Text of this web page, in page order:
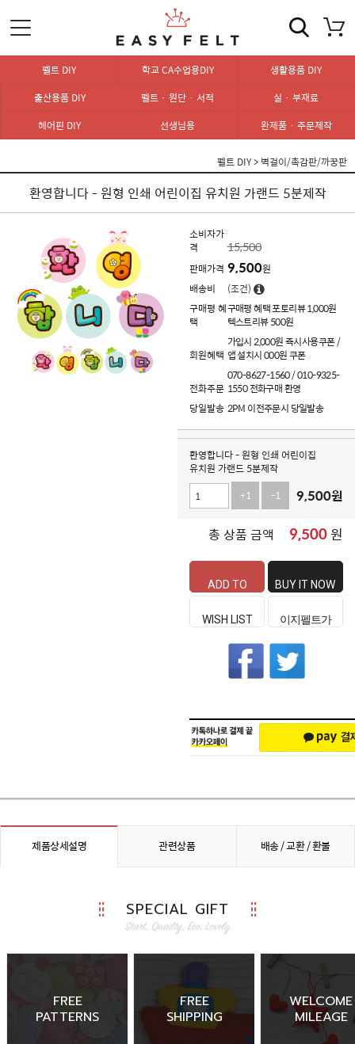
펠트 DIY 학교 CA수업용DIY
생활용품 DIY
출산용품 DIY
펠트 · 원단 · 서적
실 · 부재료
헤어핀 DIY
선생님용 완제품 · 주문제작
펠트 DIY> 벽걸이/촉감판/까꿍판
환영합니다 - 원형 인쇄 어린이집 유치원 가랜드 5분제작
소비자가
격
15,500
판매가격 9,500원
배송비
(조건)
구매평 혜
택
구매평 혜택 포토리뷰 1,000원
텍스트리뷰 500원
회원혜택
가입시 2,000원 즉시사용쿠폰 /
앱 설치시 000원 쿠폰
전화주문
070-8627-1560 / 010-9325-
1550 전화구매 환영
당일발송 2PM 이전주문시 당일발송
환영합니다 - 원형 인쇄 어린이집
유치원 가랜드 5분제작
+1
-1 9,500원
총 상품 금액
9,500원
ADD TO
CART
BUY IT NOW
WISH LIST 이지펠트가
좋은 이유
제품상세설명 관련상품 배송 / 교환 / 환불
SPECIAL GIFT
FREE
PATTERNS
FREE
SHIPPING
WELCOME
MILEAGE